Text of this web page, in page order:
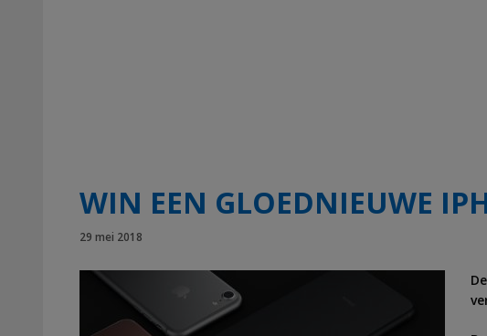
WIN EEN GLOEDNIEUWE
29 mei 2018